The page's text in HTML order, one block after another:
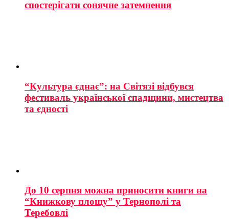
спостерігати сонячне затемнення
“Культура єднає”: на Світязі відбувся
фестиваль української спадщини, мистецтва
та єдності
До 10 серпня можна приносити книги на
“Книжкову площу” у Тернополі та
Теребовлі